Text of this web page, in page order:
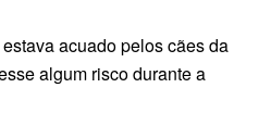
acuado pelos cães da
algum risco durante a